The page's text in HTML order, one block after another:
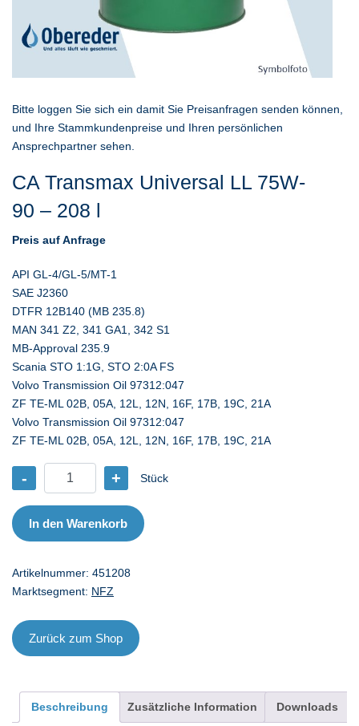
CA Transmax Universal LL 75W-
90 – 208 l
Preis auf Anfrage
API GL-4/GL-5/MT-1
SAE J2360
DTFR 12B140 (MB 235.8)
MAN 341 Z2, 341 GA1, 342 S1
MB-Approval 235.9
Scania STO 1:1G, STO 2:0A FS
Volvo Transmission Oil 97312:047
ZF TE-ML 02B, 05A, 12L, 12N, 16F, 17B, 19C, 21A
Volvo Transmission Oil 97312:047
ZF TE-ML 02B, 05A, 12L, 12N, 16F, 17B, 19C, 21A
CA
Transmax
Universal
LL
90
-
l
Menge
- + Stück
In den Warenkorb
Artikelnummer: 451208
Marktsegment: NFZ
Zurück zum Shop
Bitte loggen Sie sich ein damit Sie Preisanfragen senden können,
und Ihre Stammkundenpreise und Ihren persönlichen
Ansprechpartner sehen.
Beschreibung Zusätzliche Information Downloads